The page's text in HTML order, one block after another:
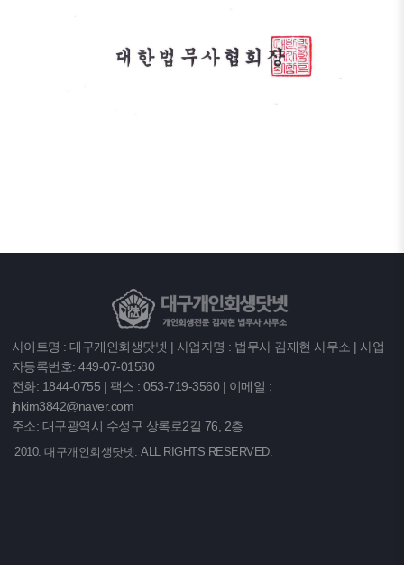
사이트명 : 대구개인회생닷넷 | 사업자명 : 법무사 김재현 사무소 | 사업
자등록번호: 449-07-01580
전화: 1844-0755 | 팩스 : 053-719-3560 | 이메일 :
jhkim3842@naver.com
주소: 대구광역시 수성구 상록로2길 76, 2층
2010. 대구개인회생닷넷. ALL RIGHTS RESERVED.